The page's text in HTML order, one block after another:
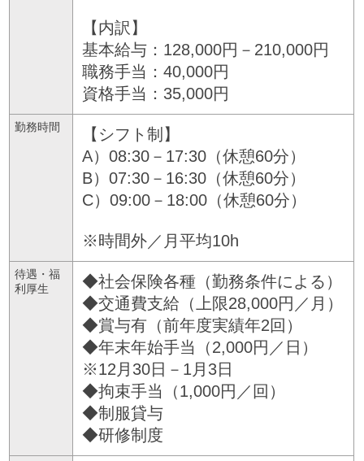
【内訳】
基本給与：128,000円－210,000円
職務手当：40,000円
資格手当：35,000円
勤務時間
【シフト制】
A）08:30－17:30（休憩60分）
B）07:30－16:30（休憩60分）
C）09:00－18:00（休憩60分）
※時間外／月平均10h
待遇・福
利厚生
◆社会保険各種（勤務条件による）
◆交通費支給（上限28,000円／月）
◆賞与有（前年度実績年2回）
◆年末年始手当（2,000円／日）
※12月30日－1月3日
◆拘束手当（1,000円／回）
◆制服貸与
◆研修制度